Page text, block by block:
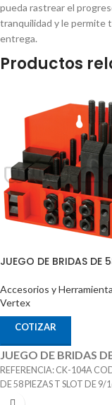
pueda rastrear el
tranquilidad y le permite
entrega.
Productos
JUEGO DE BRIDAS
Accesorios y
Vertex
COTIZAR
JUEGO DE BRIDAS
REFERENCIA: CK-104A
DE 58 PIEZAS T SLOT DE